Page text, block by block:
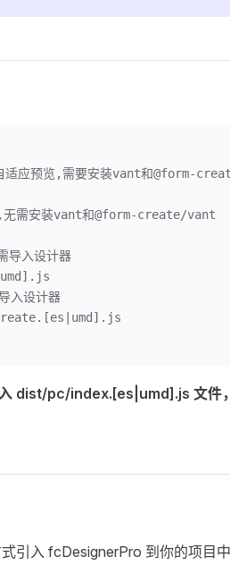
适应预览,需要安装vant和@form-
无需安装vant和@form-create/vant
导入设计器
入设计器
dist/pc/index.[es|umd].js 文件
引入 fcDesignerPro 到你的项目中